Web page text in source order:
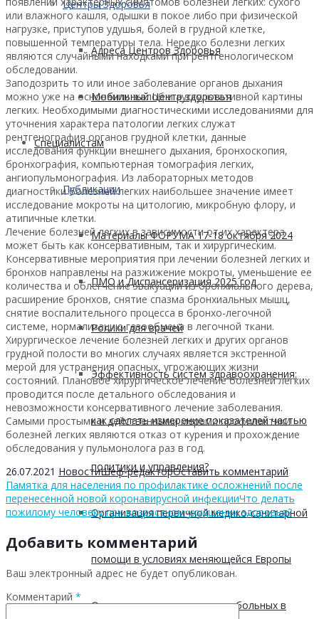
Центры Здоровья
Адреса Центров Здоровья
Мобильный Центр здоровья
Cпециалистам
Публикации
Материалы ФОРУМА 17-18 октября 2024
ПМО и Диспансеризация 2025 год
Ролики для врачей
Эффективность систем здравоохранения:
как сделать измерение показателей частью
политики и управления?
Организация первичной медико-санитарной
помощи в условиях меняющейся Европы
Оценка ведения хронических больных в
или влажного кашля, одышки в покое либо при физической
нагрузке, приступов удушья, болей в грудной клетке,
повышенной температуры тела. Нередко болезни легких
являются случайными находками при рентгенологическом
обследовании.
Заподозрить то или иное заболевание органов дыхания
можно уже на основании жалоб и аускультативной картины
легких. Необходимыми диагностическими исследованиями для
уточнения характера патологии легких служат
рентгенография органов грудной клетки, данные
исследования функции внешнего дыхания, бронхоскопия,
бронхография, компьютерная томография легких,
ангиопульмонография. Из лабораторных методов
диагностики болезней легких наибольшее значение имеет
исследование мокроты на цитологию, микробную флору, и
атипичные клетки.
Лечение болезней легких в зависимости от их характера
может быть как консервативным, так и хирургическим.
Консервативные мероприятия при лечении болезней легких и
бронхов направлены на разжижение мокроты, уменьшение ее
количества и облегчение эвакуации из бронхиального дерева,
расширение бронхов, снятие спазма бронхиальных мышц,
снятие воспалительного процесса в бронхо-легочной
системе, нормализацию газообмена в легочной ткани.
Хирургическое лечение болезней легких и других органов
грудной полости во многих случаях является экстренной
мерой для устранения опасных, угрожающих жизни
состояний. Плановое хирургическое лечение болезней легких
проводится после детального обследования и
невозможности консервативного лечение заболевания.
Самыми простыми и действенными мерами профилактики
болезней легких являются отказ от курения и прохождение
обследования у пульмонолога раз в год.
26.07.2021 НовостиШеф-редакторОставить комментарий
Памятка для населения по профилактике осложнений после
перенесенной новой коронавирусной инфекцииЧто делать
пожилому человеку при возрастном ухудшении здоровья?
Добавить комментарий
Ваш электронный адрес не будет опубликован.
Комментарий *